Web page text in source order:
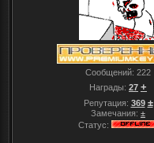
Сообщений: 222
Награды: 27 +
Репутация: 369 ±
Замечания: ±
Статус: